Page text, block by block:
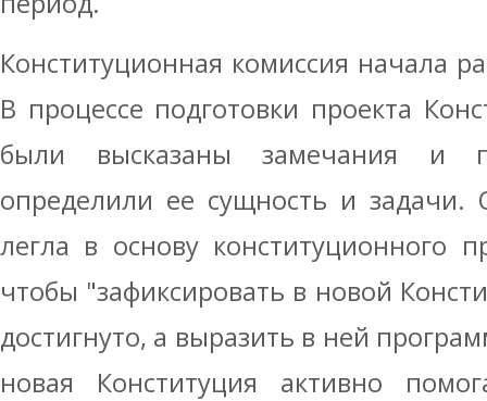
Конституционная комиссия начала
В процессе подготовки проекта
были высказаны замечания и
определили ее сущность и задачи.
легла в основу конституционного
чтобы "зафиксировать в новой
достигнуто, а выразить в ней
новая Конституция активно